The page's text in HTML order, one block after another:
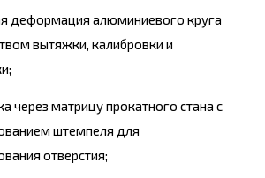
деформация алюминиевого круга
вытяжки, калибровки и
через матрицу прокатного стана с
штемпеля для
отверстия;